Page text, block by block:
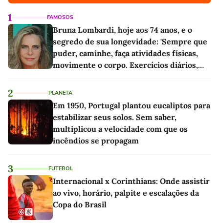
1 FAMOSOS
Bruna Lombardi, hoje aos 74 anos, e o
segredo de sua longevidade: 'Sempre que
puder, caminhe, faça atividades físicas,
movimente o corpo. Exercícios diários,
2 PLANETA
Em 1950, Portugal plantou eucaliptos para
estabilizar seus solos. Sem saber,
multiplicou a velocidade com que os
incêndios se propagam
3 FUTEBOL
Internacional x Corinthians: Onde assistir
ao vivo, horário, palpite e escalações da
Copa do Brasil